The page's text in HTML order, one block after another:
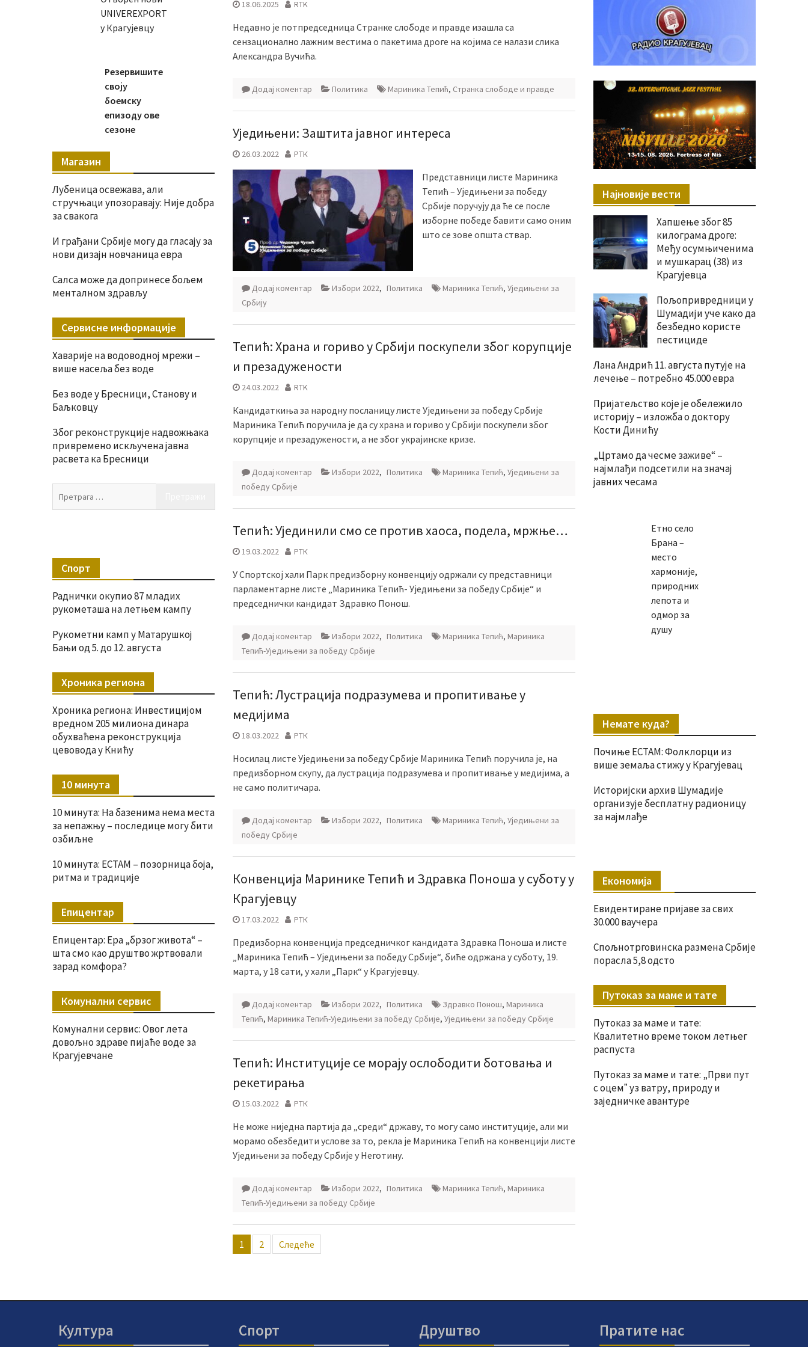
18.06.2025 RTK
Недавно је потпредседница Странке слободе и правде изашла са
сензационално лажним вестима о пакетима дроге на којима се налази слика
Александра Вучића.
Додај коментар Политика Мариника Тепић, Странка слободе и правде
Уједињени: Заштита јавног интереса
26.03.2022 РТК
Представници листе Мариника
Тепић – Уједињени за победу
Србије поручују да ће се после
изборне победе бавити само оним
што се зове општа ствар.
Додај коментар Избори 2022, Политика Мариника Тепић, Уједињени за
Србију
Тепић: Храна и гориво у Србији поскупели због корупције
и презадужености
24.03.2022 RTK
Кандидаткиња за народну посланицу листе Уједињени за победу Србије
Мариника Тепић поручила је да су храна и гориво у Србији поскупели због
корупције и презадужености, а не због украјинске кризе.
Додај коментар Избори 2022, Политика Мариника Тепић, Уједињени за
победу Србије
Тепић: Ујединили смо се против хаоса, подела, мржње…
19.03.2022 РТК
У Спортској хали Парк предизборну конвенцију одржали су представници
парламентарне листе „Мариника Тепић- Уједињени за победу Србије“ и
председнички кандидат Здравко Понош.
Додај коментар Избори 2022, Политика Мариника Тепић, Мариника
Тепић-Уједињени за победу Србије
Тепић: Лустрација подразумева и пропитивање у
медијима
18.03.2022 РТК
Носилац листе Уједињени за победу Србије Мариника Тепић поручила је, на
предизборном скупу, да лустрација подразумева и пропитивање у медијима, а
не само политичара.
Додај коментар Избори 2022, Политика Мариника Тепић, Уједињени за
победу Србије
Конвенција Маринике Тепић и Здравка Поноша у суботу у
Крагујевцу
17.03.2022 РТК
Предизборна конвенција председничког кандидата Здравка Поноша и листе
„Мариника Тепић – Уједињени за победу Србије“, биће одржана у суботу, 19.
марта, у 18 сати, у хали „Парк“ у Крагујевцу.
Додај коментар Избори 2022, Политика Здравко Понош, Мариника
Тепић, Мариника Тепић-Уједињени за победу Србије, Уједињени за победу Србије
Тепић: Институције се морају ослободити ботовања и
рекетирања
15.03.2022 РТК
Не може ниједна партија да „среди“ државу, то могу само институције, али ми
морамо обезбедити услове за то, рекла је Мариника Тепић на конвенцији листе
Уједињени за победу Србије у Неготину.
Додај коментар Избори 2022, Политика Мариника Тепић, Мариника
Тепић-Уједињени за победу Србије
Пагинација
чланака
1 2 Следеће
Најновије вести
Хапшење због 85
килограма дроге:
Међу осумњиченима
и мушкарац (38) из
Крагујевца
Пољопривредници у
Шумадији уче како да
безбедно користе
пестициде
Лана Андрић 11. августа путује на
лечење – потребно 45.000 евра
Пријатељство које је обележило
историју – изложба о доктору
Кости Динићу
„Цртамо да чесме заживе“ –
најмлађи подсетили на значај
јавних чесама
Етно село
Брана –
место
хармоније,
природних
лепота и
одмор за
душу
Немате куда?
Почиње ЕСТАМ: Фолклорци из
више земаља стижу у Крагујевац
Историјски архив Шумадије
организује бесплатну радионицу
за најмлађе
Економија
Евидентиране пријаве за свих
30.000 ваучера
Спољнотрговинска размена Србије
порасла 5,8 одсто
Путоказ за маме и тате
Путоказ за маме и тате:
Квалитетно време током летњег
распуста
Путоказ за маме и тате: „Први пут
с оцемˮ уз ватру, природу и
заједничке авантуре
UNIVEREXPORT
у Крагујевцу
Резервишите
своју
боемску
епизоду ове
сезоне
Магазин
Лубеница освежава, али
стручњаци упозоравају: Није добра
за свакога
И грађани Србије могу да гласају за
нови дизајн новчаница евра
Салса може да допринесе бољем
менталном здрављу
Сервисне информације
Хаварије на водоводној мрежи –
више насеља без воде
Без воде у Бресници, Станову и
Баљковцу
Због реконструкције надвожњака
привремено искључена јавна
расвета ка Бресници
Претрага
Спорт
Раднички окупио 87 младих
рукометаша на летњем кампу
Рукометни камп у Матарушкој
Бањи од 5. до 12. августа
Хроника региона
Хроника региона: Инвестицијом
вредном 205 милиона динара
обухваћена реконструкција
цевовода у Книћу
10 минута
10 минута: На базенима нема места
за непажњу – последице могу бити
озбиљне
10 минута: ЕСТАМ – позорница боја,
ритма и традиције
Епицентар
Епицентар: Ера „брзог живота“ –
шта смо као друштво жртвовали
зарад комфора?
Комунални сервис
Комунални сервис: Овог лета
довољно здраве пијаће воде за
Крагујевчане
Култура Спорт Друштво Пратите нас